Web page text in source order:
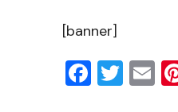
[banner]